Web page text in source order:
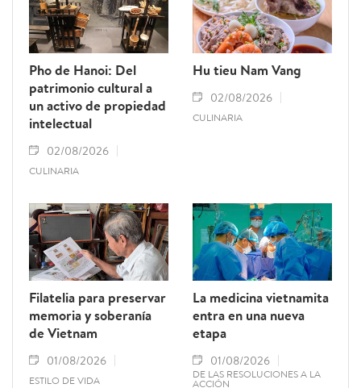
Pho de Hanoi: Del
patrimonio cultural a
un activo de propiedad
intelectual
02/08/2026
CULINARIA
Hu tieu Nam Vang
02/08/2026
CULINARIA
Filatelia para preservar
memoria y soberanía
de Vietnam
01/08/2026
ESTILO DE VIDA
La medicina vietnamita
entra en una nueva
etapa
01/08/2026
DE LAS RESOLUCIONES A LA
ACCIÓN